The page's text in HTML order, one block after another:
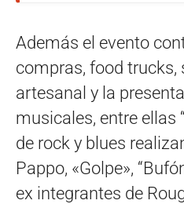
Además el evento
compras, food trucks,
artesanal y la
musicales, entre ellas
de rock y blues
Pappo, «Golpe»,
ex integrantes de